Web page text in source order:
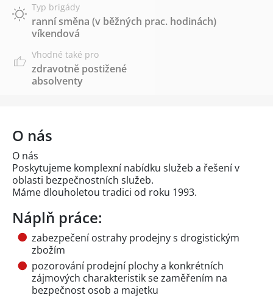
Typ brigády
ranní směna (v běžných prac. hodinách)
víkendová
Vhodné také pro
zdravotně postižené
absolventy
O nás
O nás
Poskytujeme komplexní nabídku služeb a řešení v
oblasti bezpečnostních služeb.
Máme dlouholetou tradici od roku 1993.
Náplň práce:
zabezpečení ostrahy prodejny s drogistickým
zbožím
pozorování prodejní plochy a konkrétních
zájmových charakteristik se zaměřením na
bezpečnost osob a majetku